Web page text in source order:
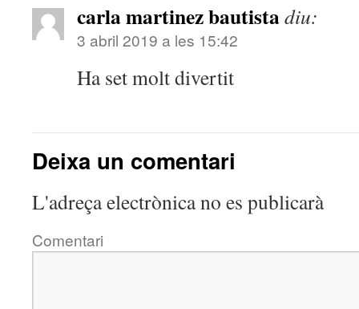
carla martinez bautistadiu:
3 abril 2019 a les 15:42
Ha set molt divertit
Deixa un comentari
L'adreça electrònica no es publicarà
Comentari